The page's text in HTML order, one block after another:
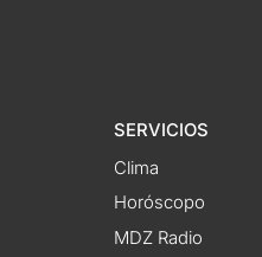
SERVICIOS
Clima
Horóscopo
MDZ Radio